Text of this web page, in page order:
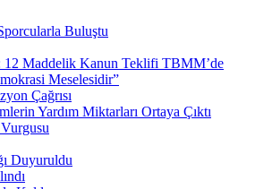
Buluştu
12 Maddelik Kanun Teklifi TBMM’de
Meselesidir”
Çağrısı
Yardım Miktarları Ortaya Çıktı
Duyuruldu